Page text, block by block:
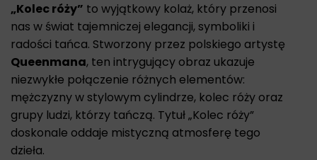
„Kolec róży” to wyjątkowy kolaż, który przenosi
nas w świat tajemniczej elegancji, symboliki i
radości tańca. Stworzony przez polskiego artystę
Queenmana, ten intrygujący obraz ukazuje
niezwykłe połączenie różnych elementów:
mężczyzny w stylowym cylindrze, kolec róży oraz
grupy ludzi, którzy tańczą. Tytuł „Kolec róży”
doskonale oddaje mistyczną atmosferę tego
dzieła.